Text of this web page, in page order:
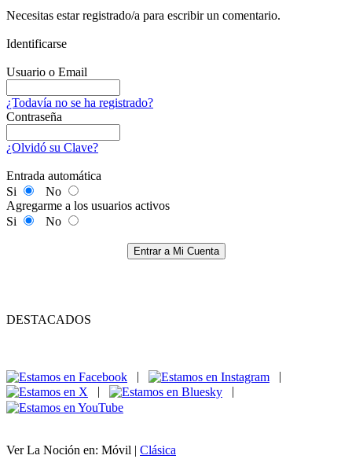
Necesitas estar registrado/a para escribir un comentario.
Identificarse
Usuario o Email
¿Todavía no se ha registrado?
Contraseña
¿Olvidó su Clave?
Entrada automática
Si
No
Agregarme a los usuarios activos
Si
No
Entrar a Mi Cuenta
DESTACADOS
|
|
|
|
Ver La Noción en: Móvil | Clásica